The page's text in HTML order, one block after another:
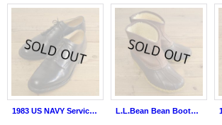
1983 US NAVY Service Shoes 【8W】 L.L.Bean Bean Boots MADE IN USA 【27-27.5cm】